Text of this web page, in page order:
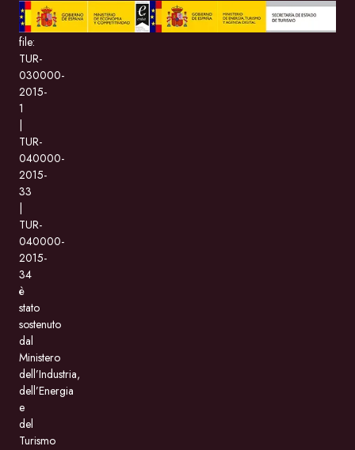
BeMate.com
con
file:
TUR-
030000-
2015-
1
TUR-
040000-
2015-
33
TUR-
040000-
2015-
34
è
stato
sostenuto
dal
Ministero
dell’Industria,
dell’Energia
e
del
Turismo